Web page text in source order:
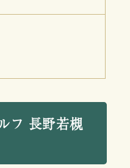
フ 長野若槻